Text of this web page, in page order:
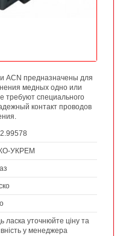
ACN предназначены для
медных одно или
требуют специального
контакт проводов
УКРЕМ
ласка уточнюйте ціну та
у менеджера